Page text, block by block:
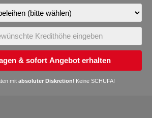
mit absoluter Diskretion! Keine SCHUFA!